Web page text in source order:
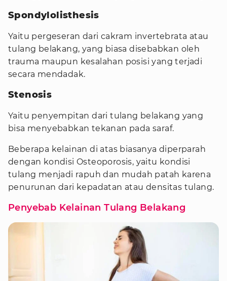
Spondylolisthesis
Yaitu pergeseran dari cakram invertebrata atau
tulang belakang, yang biasa disebabkan oleh
trauma maupun kesalahan posisi yang terjadi
secara mendadak.
Stenosis
Yaitu penyempitan dari tulang belakang yang
bisa menyebabkan tekanan pada saraf.
Beberapa kelainan di atas biasanya diperparah
dengan kondisi Osteoporosis, yaitu kondisi
tulang menjadi rapuh dan mudah patah karena
penurunan dari kepadatan atau densitas tulang.
Penyebab Kelainan Tulang Belakang